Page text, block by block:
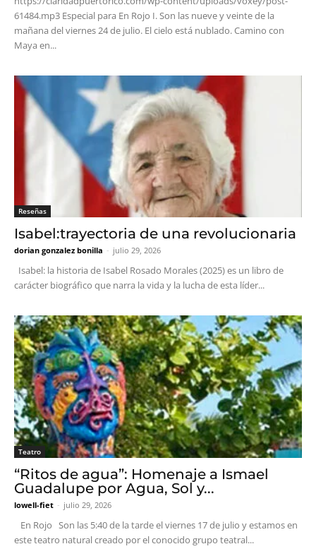
61484.mp3 Especial para En Rojo I. Son las nueve y veinte de la
mañana del viernes 24 de julio. El cielo está nublado. Camino con
Maya en...
Reseñas
Isabel:trayectoria de una revolucionaria
dorian gonzalez bonilla - julio 29, 2026
Isabel: la historia de Isabel Rosado Morales (2025) es un libro de
carácter biográfico que narra la vida y la lucha de esta líder...
Teatro
“Ritos de agua”: Homenaje a Ismael
Guadalupe por Agua, Sol y...
lowell-fiet - julio 29, 2026
En Rojo Son las 5:40 de la tarde el viernes 17 de julio y estamos en
este teatro natural creado por el conocido grupo teatral...